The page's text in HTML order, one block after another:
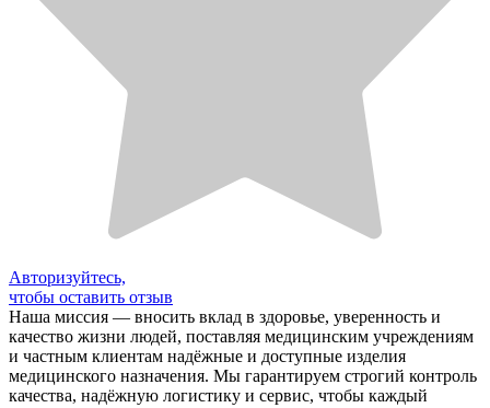
Авторизуйтесь,
чтобы оставить отзыв
Наша миссия — вносить вклад в здоровье, уверенность и
качество жизни людей, поставляя медицинским учреждениям
и частным клиентам надёжные и доступные изделия
медицинского назначения. Мы гарантируем строгий контроль
качества, надёжную логистику и сервис, чтобы каждый